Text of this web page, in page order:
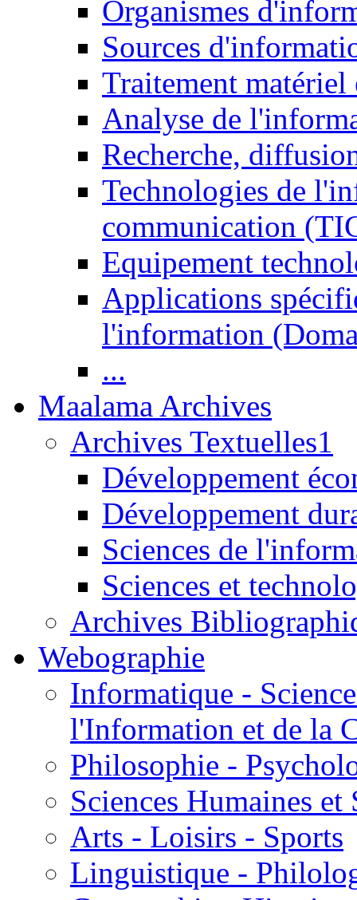
Organismes
Sources
Traitement matériel
Analyse de
Recherche,
Technologies de
communication
Equipement
Applications
l'information
...
Maalama Archives
Archives Textuelles1
Développement
Développement
Sciences de
Sciences et
Archives
Webographie
Informatique -
l'Information et de la
Philosophie -
Sciences Humaines et
Arts - Loisirs - Sports
Linguistique -